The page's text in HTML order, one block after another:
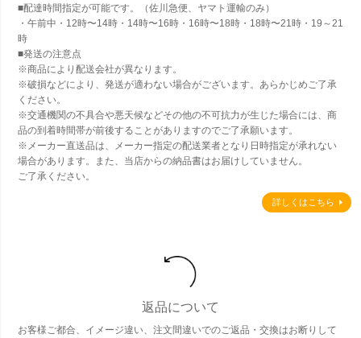
■配達時間指定が可能です。（佐川急便、ヤマト運輸のみ）
・午前中・12時〜14時・14時〜16時・16時〜18時・18時〜21時・19～21
時
■発送の注意点
※商品により配送会社が異なります。
※破損などにより、発送が適わない場合がございます。あらかじめご了承
ください。
※交通機関の不具合や悪天候などその他の不可抗力が生じた場合には、商
品の到着時間帯が前後することがありますのでご了承願います。
※メーカー直送品は、メーカー指定の配送業者となり日時指定が承れない
場合があります。また、当店からの納品書はお届けしていません。
ご了承ください。
詳しくはこちら
返品について
お客様ご都合、イメージ違い、注文間違いでのご返品・交換はお断りして